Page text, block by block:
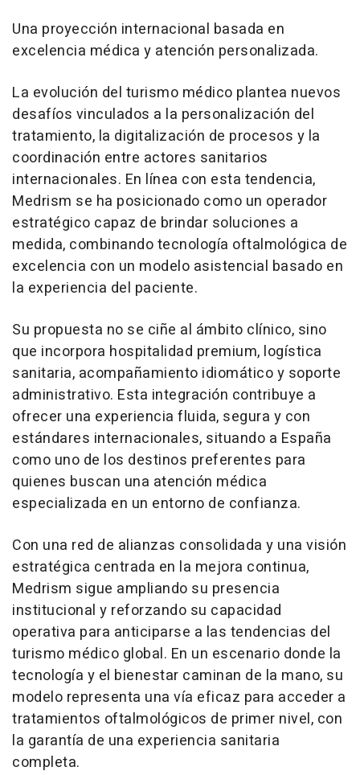
Una proyección internacional basada en
excelencia médica y atención personalizada.
La evolución del turismo médico plantea nuevos
desafíos vinculados a la personalización del
tratamiento, la digitalización de procesos y la
coordinación entre actores sanitarios
internacionales. En línea con esta tendencia,
Medrism se ha posicionado como un operador
estratégico capaz de brindar soluciones a
medida, combinando tecnología oftalmológica de
excelencia con un modelo asistencial basado en
la experiencia del paciente.
Su propuesta no se ciñe al ámbito clínico, sino
que incorpora hospitalidad premium, logística
sanitaria, acompañamiento idiomático y soporte
administrativo. Esta integración contribuye a
ofrecer una experiencia fluida, segura y con
estándares internacionales, situando a España
como uno de los destinos preferentes para
quienes buscan una atención médica
especializada en un entorno de confianza.
Con una red de alianzas consolidada y una visión
estratégica centrada en la mejora continua,
Medrism sigue ampliando su presencia
institucional y reforzando su capacidad
operativa para anticiparse a las tendencias del
turismo médico global. En un escenario donde la
tecnología y el bienestar caminan de la mano, su
modelo representa una vía eficaz para acceder a
tratamientos oftalmológicos de primer nivel, con
la garantía de una experiencia sanitaria
completa.